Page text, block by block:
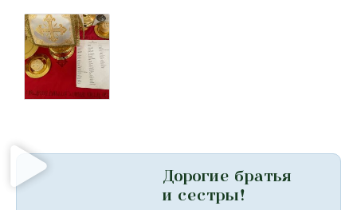
Дорогие братья
и сестры!